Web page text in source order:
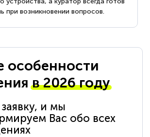
при возникновении вопросов.
особенности
в 2026 году
и мы
Вас обо всех